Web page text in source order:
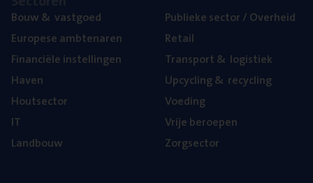
Bouw& vastgoed
Euro­pe­se ambtenaren
Finan­ci­ë­le instellingen
Haven
Hout­sec­tor
IT
Land­bouw
Publie­ke sec­tor / Overheid
Retail
Trans­port& logistiek
Upcy­cling& recycling
Voe­ding
Vrije beroe­pen
Zorg­sec­tor